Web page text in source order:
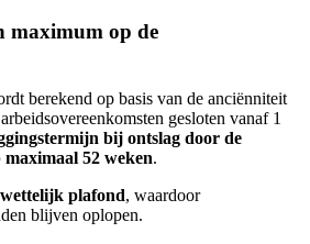
maximum op de
berekend op basis van de anciënniteit
gesloten vanaf 1
bij ontslag door de
52 weken.
wettelijk plafond, waardoor
blijven oplopen.